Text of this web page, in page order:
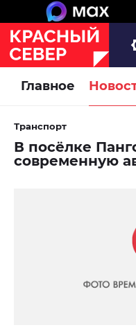
Главное
Транспорт
В посёлке
современную